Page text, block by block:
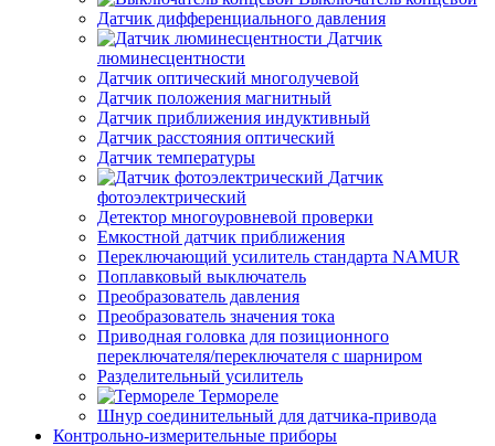
Датчик дифференциального давления
Датчик
люминесцентности
Датчик оптический многолучевой
Датчик положения магнитный
Датчик приближения индуктивный
Датчик расстояния оптический
Датчик температуры
Датчик
фотоэлектрический
Детектор многоуровневой проверки
Емкостной датчик приближения
Переключающий усилитель стандарта NAMUR
Поплавковый выключатель
Преобразователь давления
Преобразователь значения тока
Приводная головка для позиционного
переключателя/переключателя с шарниром
Разделительный усилитель
Термореле
Шнур соединительный для датчика-привода
Контрольно-измерительные приборы